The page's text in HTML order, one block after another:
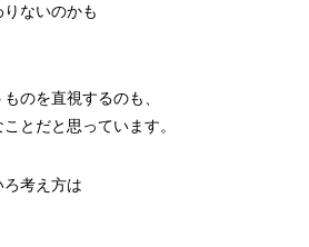
ないのかも
のを直視するのも、
とだと思っています。
ろ考え方は